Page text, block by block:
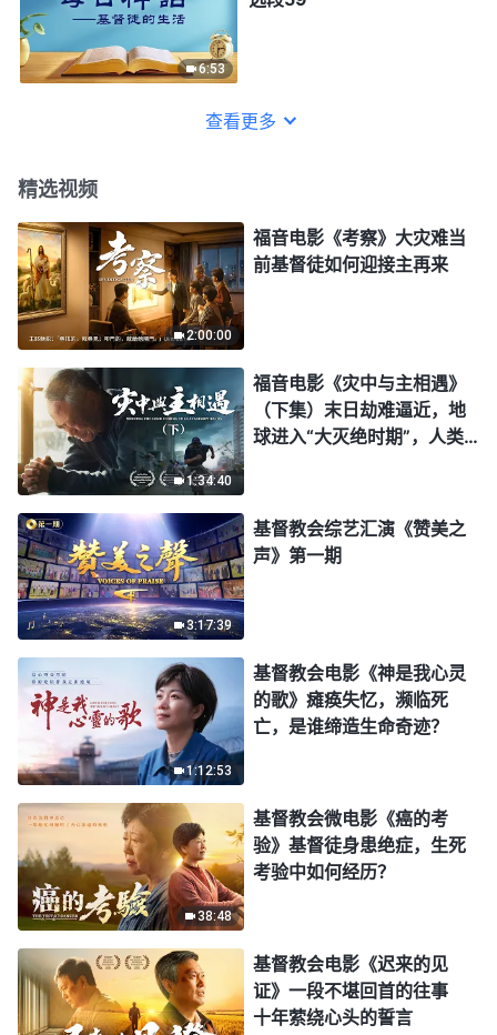
6:53
查看更多
精选视频
2:00:00
福音电影《考察》大灾难当
前基督徒如何迎接主再来
1:34:40
福音电影《灾中与主相遇》
（下集）末日劫难逼近，地
球进入“大灭绝时期”，人类
3:17:39
基督教会综艺汇演《赞美之
声》第一期
1:12:53
基督教会电影《神是我心灵
的歌》瘫痪失忆，濒临死
亡，是谁缔造生命奇迹？
38:48
基督教会微电影《癌的考
验》基督徒身患绝症，生死
考验中如何经历？
基督教会电影《迟来的见
证》一段不堪回首的往事
十年萦绕心头的誓言